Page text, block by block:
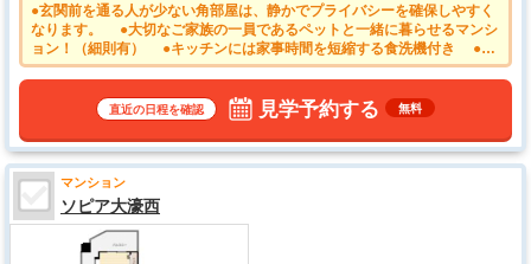
●玄関前を通る人が少ない角部屋は、静かでプライバシーを確保しやすく
なります。 ●大切なご家族の一員であるペットと一緒に暮らせるマンシ
ョン！（細則有） ●キッチンには家事時間を短縮する食洗機付き ●ウ
ォークインクローゼットは、お洋服等がたくさん収納できて便利です ●
直近の日程を確認 見学予約する 無料
マンション
ソピア大濠西